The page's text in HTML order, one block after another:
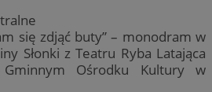
się zdjąć buty” – monodram w
Słonki z Teatru Ryba Latająca
Gminnym Ośrodku Kultury w